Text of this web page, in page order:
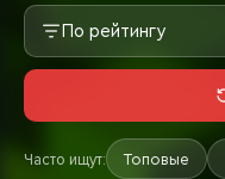
По рейтингу
Часто ищут: Топовые